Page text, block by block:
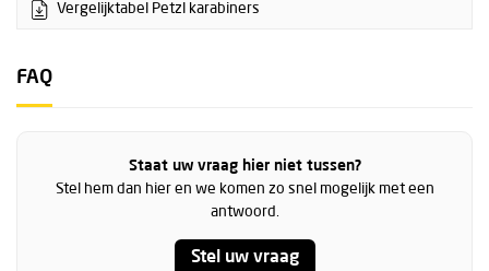
Vergelijktabel Petzl karabiners
FAQ
Staat uw vraag hier niet tussen?
Stel hem dan hier en we komen zo snel mogelijk met een
antwoord.
Stel uw vraag